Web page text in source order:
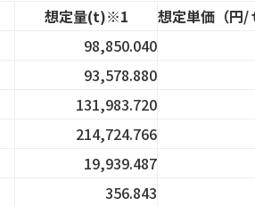
想定量(t)※1 想定単価（円
98,850.040
93,578.880
131,983.720
214,724.766
19,939.487
356.843